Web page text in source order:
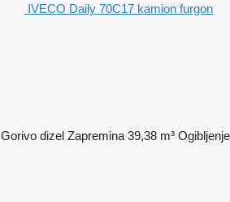
IVECO Daily 70C17 kamion furgon
Gorivo dizel Zapremina 39,38 m³ Ogibljenje